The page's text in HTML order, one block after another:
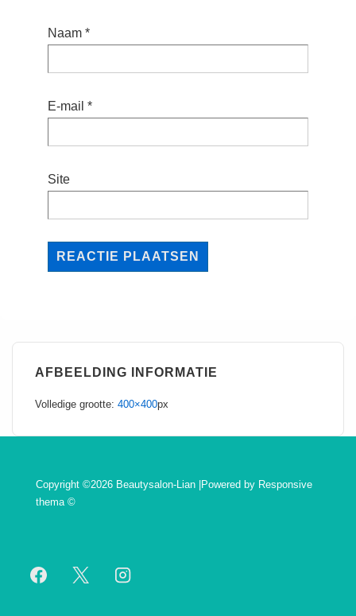
Naam *
E-mail *
Site
AFBEELDING INFORMATIE
Volledige grootte: 400×400px
Copyright ©2026 Beautysalon-Lian |Powered by Responsive
thema ©